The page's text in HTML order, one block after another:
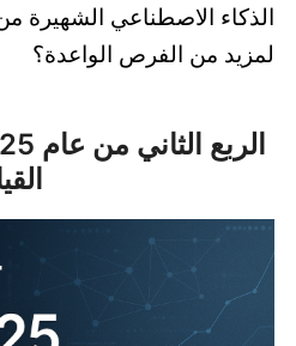
الذكاء الاصطناعي الشهيرة
لمزيد من الفرص الواعدة؟